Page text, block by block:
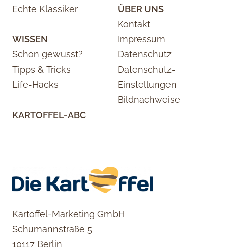
Echte Klassiker
WISSEN
Schon gewusst?
Tipps & Tricks
Life-Hacks
KARTOFFEL-ABC
ÜBER UNS
Kontakt
Impressum
Datenschutz
Datenschutz-
Einstellungen
Bildnachweise
Kartoffel-Marketing GmbH
Schumannstraße 5
10117 Berlin